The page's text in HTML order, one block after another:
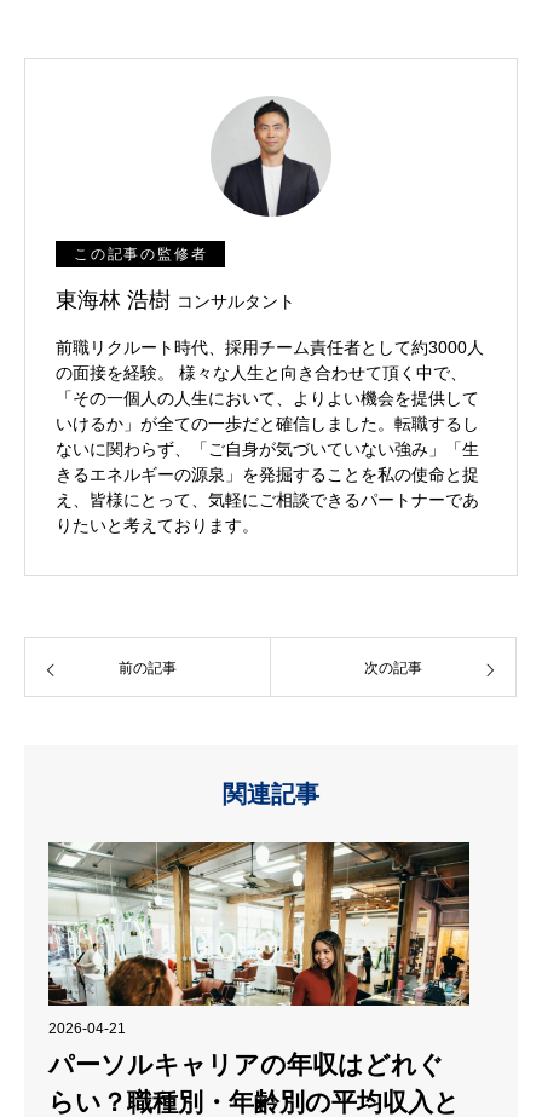
この記事の監修者
東海林 浩樹 コンサルタント
前職リクルート時代、採用チーム責任者として約3000人
の面接を経験。 様々な人生と向き合わせて頂く中で、
「その一個人の人生において、よりよい機会を提供して
いけるか」が全ての一歩だと確信しました。転職するし
ないに関わらず、「ご自身が気づいていない強み」「生
きるエネルギーの源泉」を発掘することを私の使命と捉
え、皆様にとって、気軽にご相談できるパートナーであ
りたいと考えております。
前の記事 次の記事
関連記事
2026-04-21
パーソルキャリアの年収はどれぐ
らい？職種別・年齢別の平均収入と